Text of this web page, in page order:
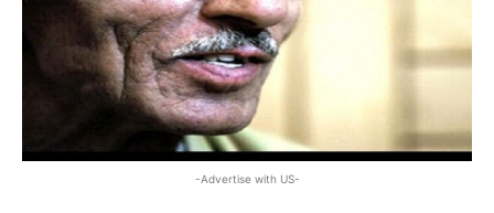
-Advertise with US-